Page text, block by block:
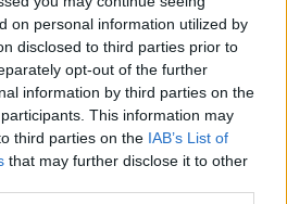
on personal information utilized by
disclosed to third parties prior to
opt-out of the further
information by third parties on the
This information may
third parties on the IAB’s List of
that may further disclose it to other
a
a vízzel?